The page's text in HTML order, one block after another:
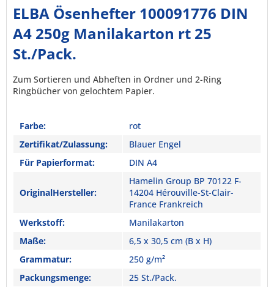
ELBA Ösenhefter 100091776 DIN
A4 250g Manilakarton rt 25
St./Pack.
Zum Sortieren und Abheften in Ordner und 2-Ring
Ringbücher von gelochtem Papier.
Farbe:
rot
Zertifikat/Zulassung:
Blauer Engel
Für Papierformat:
DIN A4
OriginalHersteller:
Hamelin Group BP 70122 F-
14204 Hérouville-St-Clair-
France Frankreich
Werkstoff:
Manilakarton
Maße:
6,5 x 30,5 cm (B x H)
Grammatur:
250 g/m²
Packungsmenge:
25 St./Pack.